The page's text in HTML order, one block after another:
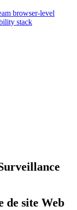
browser-level
stack
de site Web